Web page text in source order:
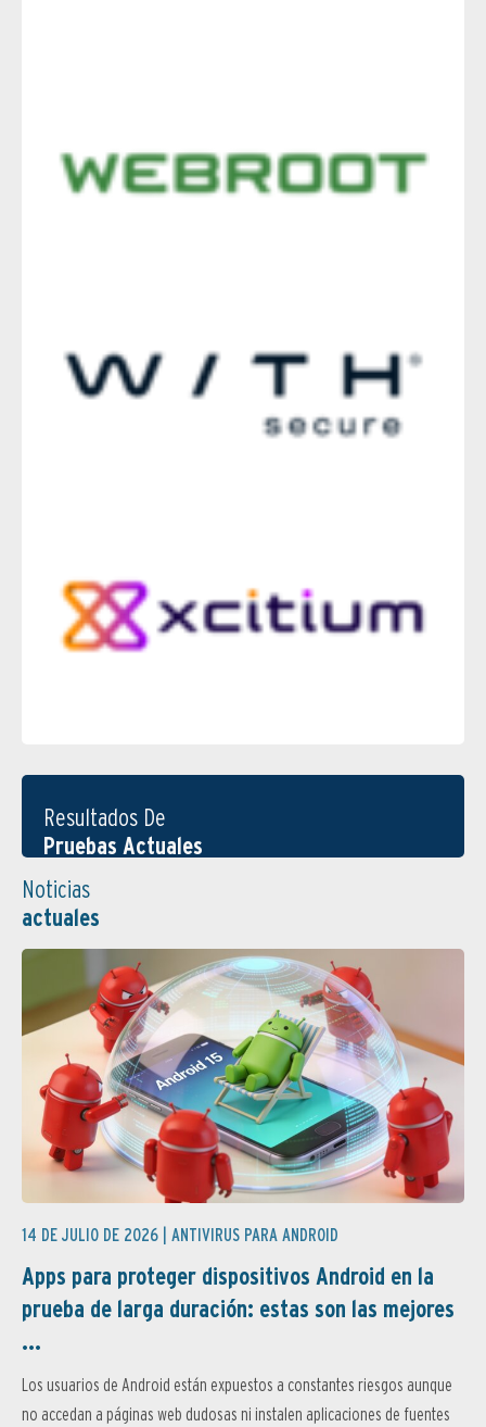
Resultados De
Pruebas Actuales
Noticias
actuales
14 DE JULIO DE 2026 | ANTIVIRUS PARA ANDROID
Apps para proteger dispositivos Android en la
prueba de larga duración: estas son las mejores
...
Los usuarios de Android están expuestos a constantes riesgos aunque
no accedan a páginas web dudosas ni instalen aplicaciones de fuentes